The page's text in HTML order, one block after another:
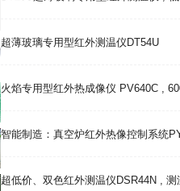
超薄玻璃专用型红外测温仪DT54U
火焰专用型红外热成像仪 PV640C ,
智能制造：真空炉红外热像控制系统
超低价、双色红外测温仪DSR44N , 测